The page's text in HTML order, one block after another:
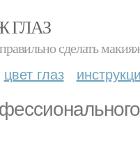
ГЛАЗ
сделать
цвет глаз